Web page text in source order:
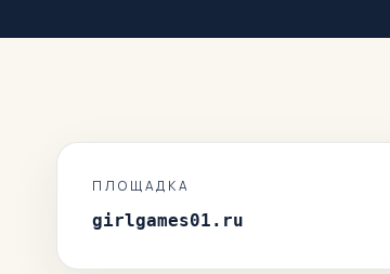
ПЛОЩАДКА
girlgames01.ru